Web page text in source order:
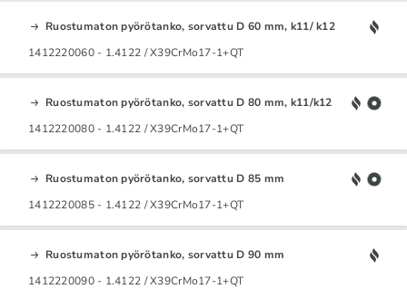
Ruostumaton pyörötanko, sorvattu D 60 mm, k11/ k12
1412220060 - 1.4122 / X39CrMo17-1+QT
Ruostumaton pyörötanko, sorvattu D 80 mm, k11/k12
1412220080 - 1.4122 / X39CrMo17-1+QT
Ruostumaton pyörötanko, sorvattu D 85 mm
1412220085 - 1.4122 / X39CrMo17-1+QT
Ruostumaton pyörötanko, sorvattu D 90 mm
1412220090 - 1.4122 / X39CrMo17-1+QT